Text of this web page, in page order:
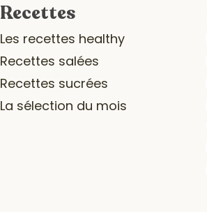
Recettes
Les recettes healthy
Recettes salées
Recettes sucrées
La sélection du mois